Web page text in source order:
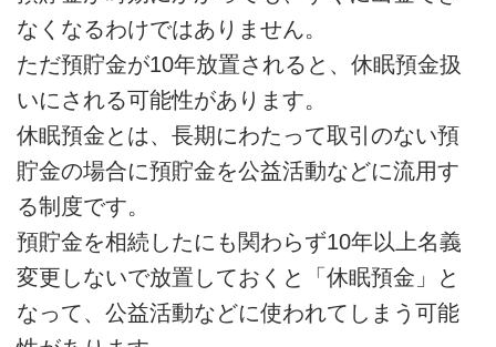
なくなるわけではありません。
ただ預貯金が10年放置されると、休眠預金扱
いにされる可能性があります。
休眠預金とは、長期にわたって取引のない預
貯金の場合に預貯金を公益活動などに流用す
る制度です。
預貯金を相続したにも関わらず10年以上名義
変更しないで放置しておくと「休眠預金」と
なって、公益活動などに使われてしまう可能